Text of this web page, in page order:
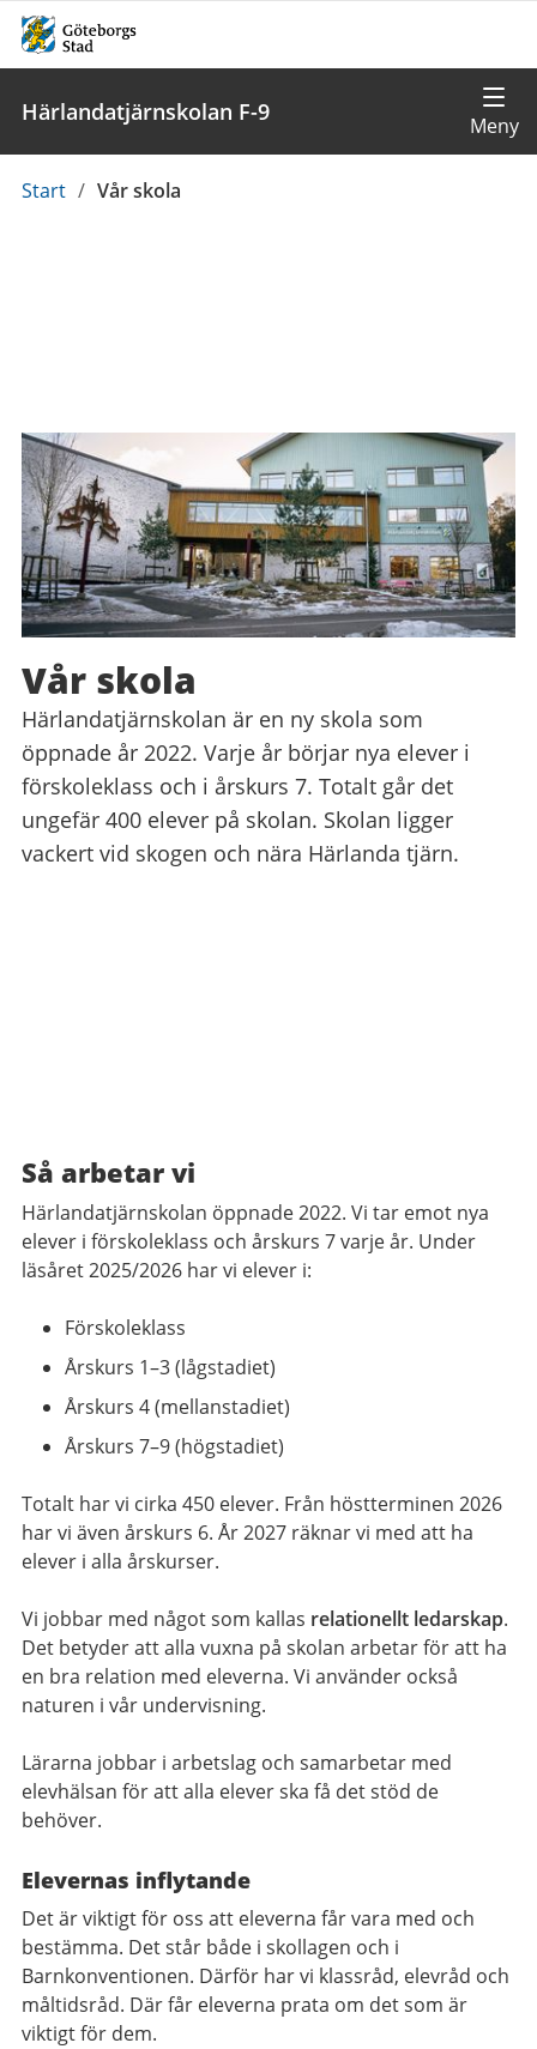
Härlandatjärnskolan F-9
Du
Start / Vår skola
Vår skola
Härlandatjärnskolan är en ny skola som
öppnade år 2022. Varje år börjar nya elever i
förskoleklass och i årskurs 7. Totalt går det
ungefär 400 elever på skolan. Skolan ligger
vackert vid skogen och nära Härlanda tjärn.
Så arbetar vi
Härlandatjärnskolan öppnade 2022. Vi tar emot nya
elever i förskoleklass och årskurs 7 varje år. Under
läsåret 2025/2026 har vi elever i:
Förskoleklass
Årskurs 1–3 (lågstadiet)
Årskurs 4 (mellanstadiet)
Årskurs 7–9 (högstadiet)
Totalt har vi cirka 450 elever. Från höstterminen 2026
har vi även årskurs 6. År 2027 räknar vi med att ha
elever i alla årskurser.
Vi jobbar med något som kallas relationellt ledarskap.
Det betyder att alla vuxna på skolan arbetar för att ha
en bra relation med eleverna. Vi använder också
naturen i vår undervisning.
Lärarna jobbar i arbetslag och samarbetar med
elevhälsan för att alla elever ska få det stöd de
behöver.
Elevernas inflytande
Det är viktigt för oss att eleverna får vara med och
bestämma. Det står både i skollagen och i
Barnkonventionen. Därför har vi klassråd, elevråd och
måltidsråd. Där får eleverna prata om det som är
viktigt för dem.